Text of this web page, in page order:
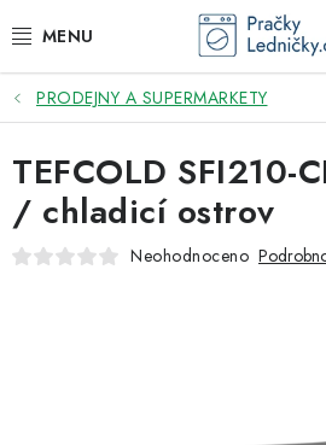
na
DODAVATEL
VESTAVNÉ SPOTŘEBIČE
VOLNĚ STOJÍCÍ SPOTŘEBIČE
PRODEJNY A SUPERMARKETY
TEFCOLD SFI210-
/ chladicí ostrov
Neohodnoceno